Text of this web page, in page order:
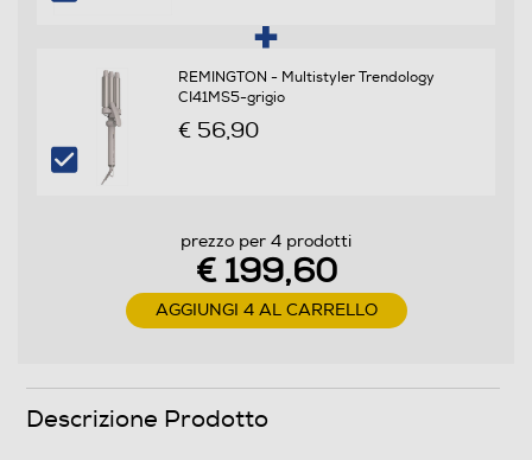
Ionizzatore
Funzione turbo
Funzione aria fredda
REMINGTON - Multistyler Trendology
CI41MS5-grigio
€ 56,90
prezzo per 4 prodotti
€ 199,60
AGGIUNGI 4 AL CARRELLO
Descrizione Prodotto